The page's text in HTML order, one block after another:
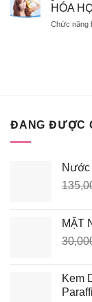
HÓA
Chức năng
ĐANG ĐƯỢC
Nước
MẶT
Kem